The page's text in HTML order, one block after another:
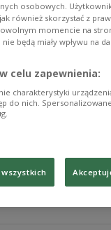
dumna
WTA
- Ma
z "The Guardian".
osobowych.
również skorzystać z
momencie na
będą miały wpływu na
celu zapewnienia:
charakterystyki
do nich.